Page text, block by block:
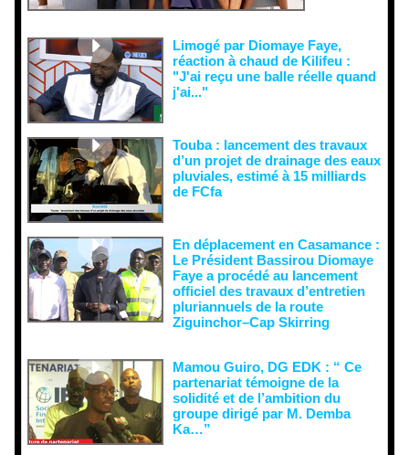
Limogé par Diomaye Faye,
réaction à chaud de Kilifeu :
"J'ai reçu une balle réelle quand
j'ai..."
Touba : lancement des travaux
d’un projet de drainage des eaux
pluviales, estimé à 15 milliards
de FCfa ‎
En déplacement en Casamance :
Le Président Bassirou Diomaye
Faye a procédé au lancement
officiel des travaux d’entretien
pluriannuels de la route
Ziguinchor–Cap Skirring
Mamou Guiro, DG EDK : “ Ce
partenariat témoigne de la
solidité et de l’ambition du
groupe dirigé par M. Demba
Ka…”